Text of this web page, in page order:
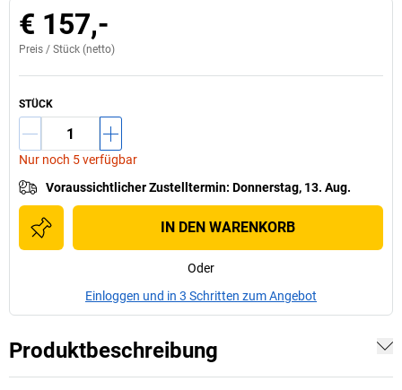
€ 157,-
Preis / Stück (netto)
STÜCK
Nur noch 5 verfügbar
Voraussichtlicher Zustelltermin: Donnerstag, 13. Aug.
IN DEN WARENKORB
Oder
Einloggen und in 3 Schritten zum Angebot
Produktbeschreibung